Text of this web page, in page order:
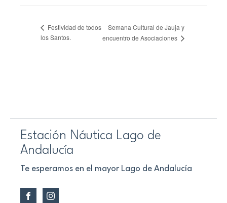
Festividad de todos
los Santos.
Semana Cultural de Jauja y
encuentro de Asociaciones
Estación Náutica Lago de
Andalucía
Te esperamos en el mayor Lago de Andalucía